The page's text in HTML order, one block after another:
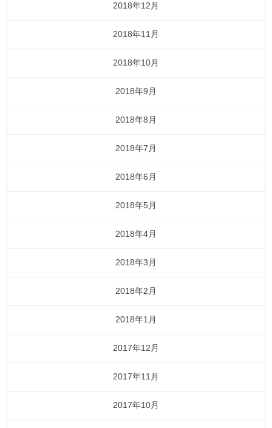
2018年12月
2018年11月
2018年10月
2018年9月
2018年8月
2018年7月
2018年6月
2018年5月
2018年4月
2018年3月
2018年2月
2018年1月
2017年12月
2017年11月
2017年10月